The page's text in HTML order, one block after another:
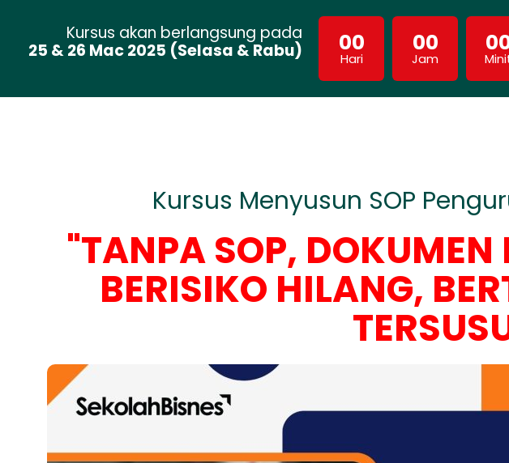
Kursus akan berlangsung pada
25 & 26 Mac 2025 (Selasa & Rabu)
00
Hari
00
Jam
Kursus Menyusun SOP
"TANPA SOP,
BERISIKO HILANG,